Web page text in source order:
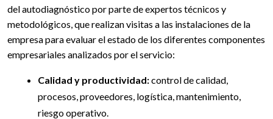
del autodiagnóstico por parte de expertos técnicos y
metodológicos, que realizan visitas a las instalaciones de la
empresa para evaluar el estado de los diferentes componentes
empresariales analizados por el servicio:
Calidad y productividad:control de calidad,
procesos, proveedores, logística, mantenimiento,
riesgo operativo.